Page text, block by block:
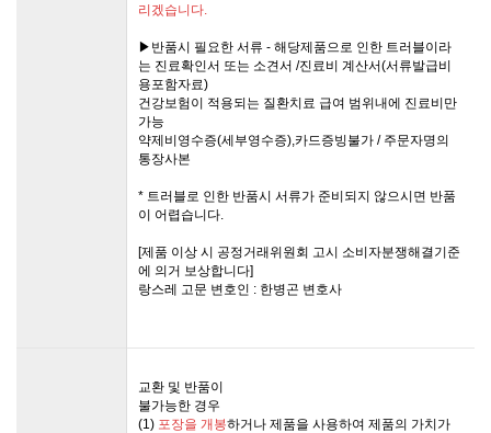
리겠습니다.
▶반품시 필요한 서류 - 해당제품으로 인한 트러블이라
는 진료확인서 또는 소견서 /진료비 계산서(서류발급비
용포함자료)
건강보험이 적용되는 질환치료 급여 범위내에 진료비만
가능
약제비영수증(세부영수증),카드증빙불가 / 주문자명의
통장사본
* 트러블로 인한 반품시 서류가 준비되지 않으시면 반품
이 어렵습니다.
[제품 이상 시 공정거래위원회 고시 소비자분쟁해결기준
에 의거 보상합니다]
랑스레 고문 변호인 : 한병곤 변호사
교환 및 반품이
불가능한 경우
(1) 포장을 개봉하거나 제품을 사용하여 제품의 가치가